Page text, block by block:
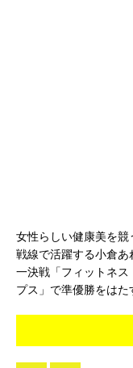
女性らしい健康美を
戦線で活躍する小倉
一決戦「フィットネ
プス」で準優勝をはた